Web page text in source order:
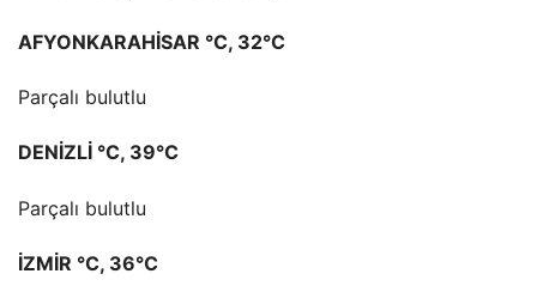
AFYONKARAHİSAR °C, 32°C
Parçalı bulutlu
DENİZLİ °C, 39°C
Parçalı bulutlu
İZMİR °C, 36°C